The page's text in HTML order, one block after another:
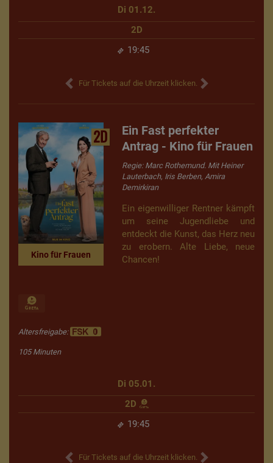
Di 01.12.
2D
19:45
Für Tickets auf die Uhrzeit klicken.
2D
Kino für Frauen
Ein Fast perfekter
Antrag - Kino für Frauen
Regie: Marc Rothemund. Mit Heiner
Lauterbach, Iris Berben, Amira
Demirkiran
Ein eigenwilliger Rentner kämpft
um seine Jugendliebe und
entdeckt die Kunst, das Herz neu
zu erobern. Alte Liebe, neue
Chancen!
Altersfreigabe:
105 Minuten
Di 05.01.
2D
19:45
Für Tickets auf die Uhrzeit klicken.